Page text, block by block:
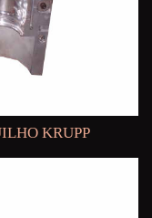
KRUPP